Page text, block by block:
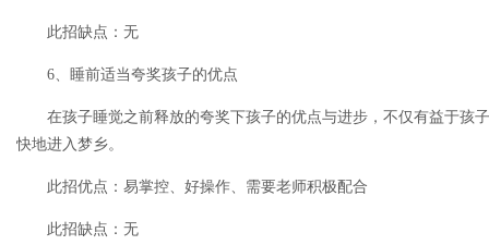
此招缺点：无
6、睡前适当夸奖孩子的优点
在孩子睡觉之前释放的夸奖下孩子的优点与进步，不仅有益于孩
快地进入梦乡。
此招优点：易掌控、好操作、需要老师积极配合
此招缺点：无